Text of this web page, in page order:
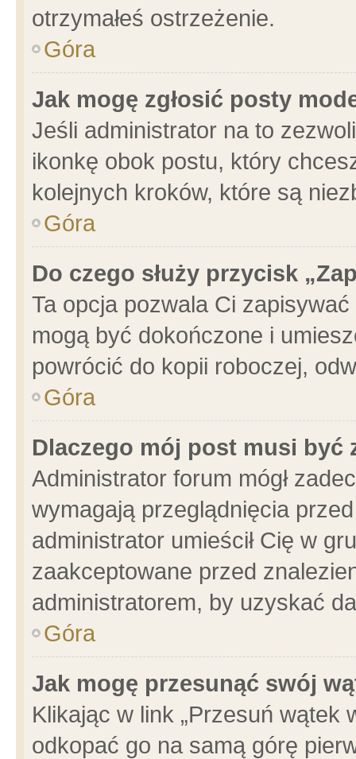
otrzymałeś ostrzeżenie.
Góra
Jak mogę zgłosić posty
Jeśli administrator na to
ikonkę obok postu, który
kolejnych kroków, które są
Góra
Do czego służy przycisk
Ta opcja pozwala Ci
mogą być dokończone i
powrócić do kopii roboczej,
Góra
Dlaczego mój post musi być
Administrator forum mógł
wymagają przeglądnięcia
administrator umieścił Cię w
zaakceptowane przed
administratorem, by uzyskać
Góra
Jak mogę przesunąć swój
Klikając w link „Przesuń wątek
odkopać go na samą górę